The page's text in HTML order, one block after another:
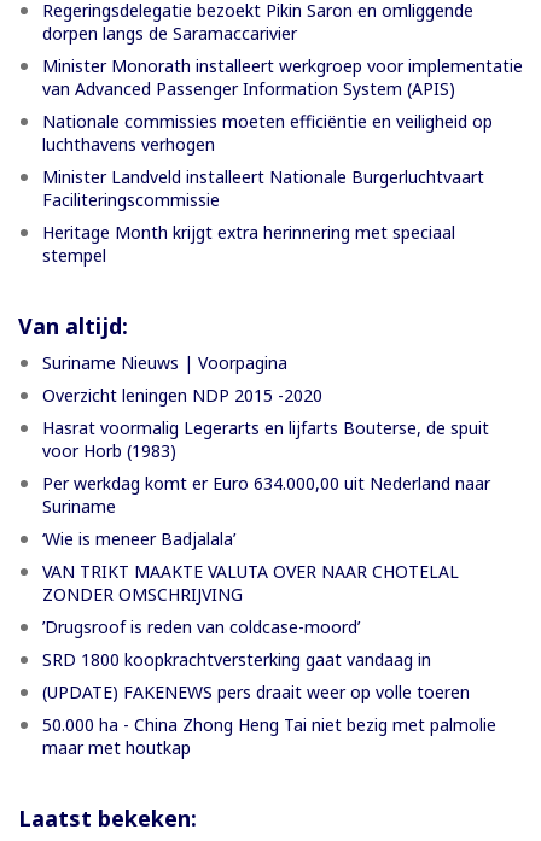
Regeringsdelegatie bezoekt Pikin Saron en omliggende
dorpen langs de Saramaccarivier
Minister Monorath installeert werkgroep voor implementatie
van Advanced Passenger Information System (APIS)
Nationale commissies moeten efficiëntie en veiligheid op
luchthavens verhogen
Minister Landveld installeert Nationale Burgerluchtvaart
Faciliteringscommissie
Heritage Month krijgt extra herinnering met speciaal
stempel
Van altijd:
Suriname Nieuws | Voorpagina
Overzicht leningen NDP 2015 -2020
Hasrat voormalig Legerarts en lijfarts Bouterse, de spuit
voor Horb (1983)
Per werkdag komt er Euro 634.000,00 uit Nederland naar
Suriname
‘Wie is meneer Badjalala’
VAN TRIKT MAAKTE VALUTA OVER NAAR CHOTELAL
ZONDER OMSCHRIJVING
’Drugsroof is reden van coldcase-moord’
SRD 1800 koopkrachtversterking gaat vandaag in
(UPDATE) FAKENEWS pers draait weer op volle toeren
50.000 ha - China Zhong Heng Tai niet bezig met palmolie
maar met houtkap
Laatst bekeken: